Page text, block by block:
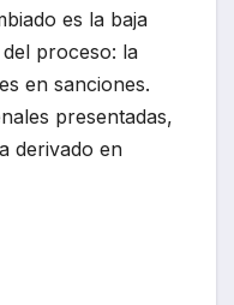
es la baja
proceso: la
en sanciones.
presentadas,
derivado en